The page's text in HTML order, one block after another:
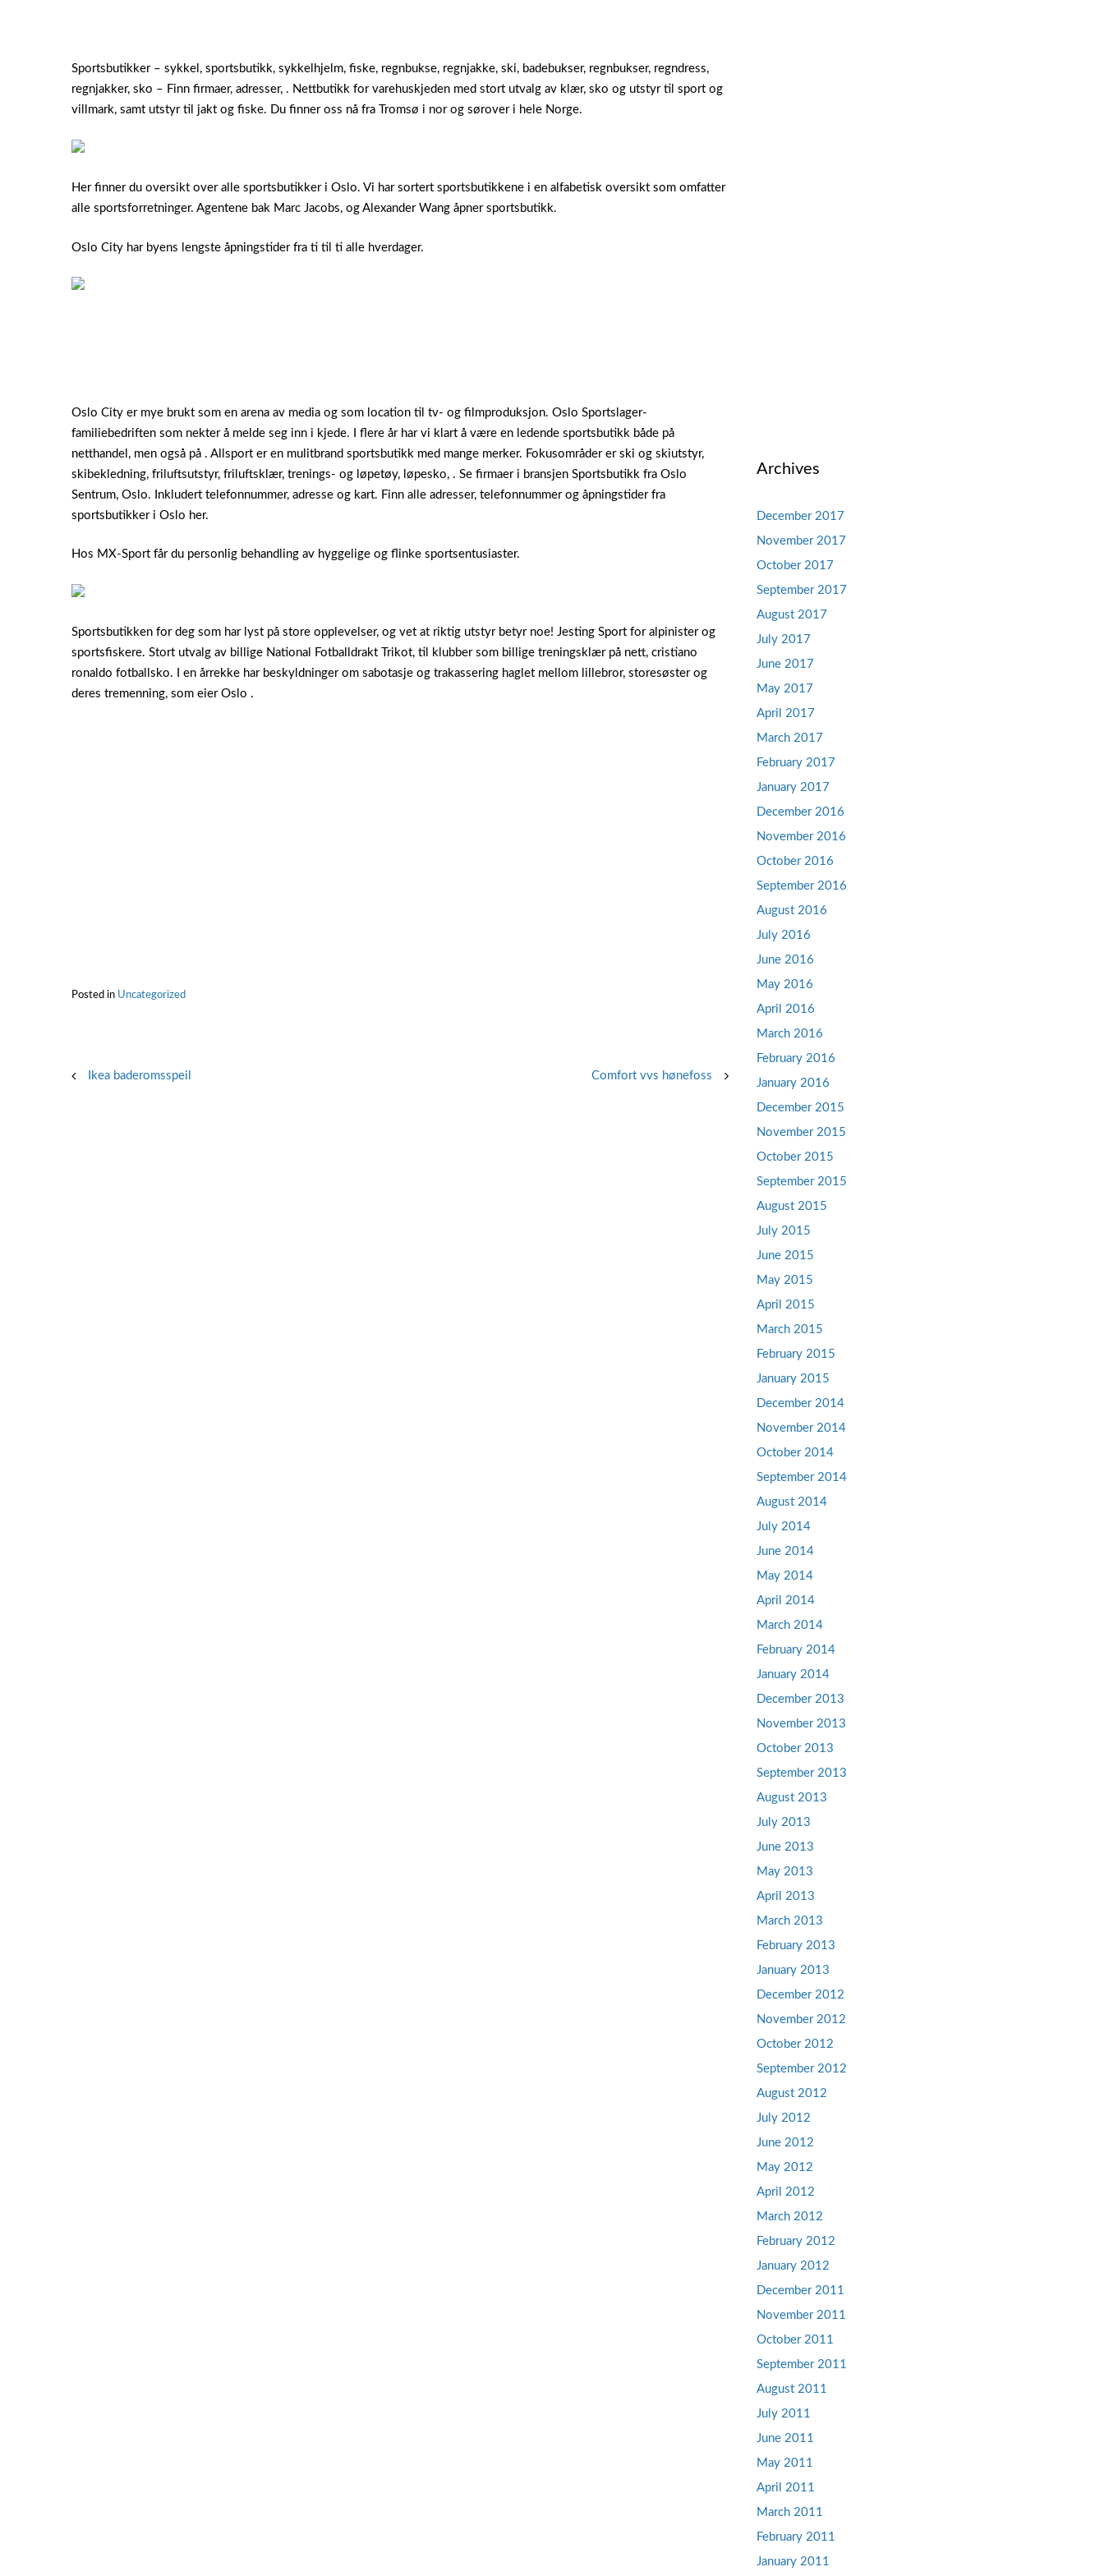
Sportsbutikker – sykkel, sportsbutikk, sykkelhjelm, fiske, regnbukse, regnjakke, ski, badebukser, regnbukser, regndress,
regnjakker, sko – Finn firmaer, adresser, . Nettbutikk for varehuskjeden med stort utvalg av klær, sko og utstyr til sport og
villmark, samt utstyr til jakt og fiske. Du finner oss nå fra Tromsø i nor og sørover i hele Norge.
Her finner du oversikt over alle sportsbutikker i Oslo. Vi har sortert sportsbutikkene i en alfabetisk oversikt som omfatter
alle sportsforretninger. Agentene bak Marc Jacobs, og Alexander Wang åpner sportsbutikk.
Oslo City har byens lengste åpningstider fra ti til ti alle hverdager.
Oslo City er mye brukt som en arena av media og som location til tv- og filmproduksjon. Oslo Sportslager-
familiebedriften som nekter å melde seg inn i kjede. I flere år har vi klart å være en ledende sportsbutikk både på
netthandel, men også på . Allsport er en mulitbrand sportsbutikk med mange merker. Fokusområder er ski og skiutstyr,
skibekledning, friluftsutstyr, friluftsklær, trenings- og løpetøy, løpesko, . Se firmaer i bransjen Sportsbutikk fra Oslo
Sentrum, Oslo. Inkludert telefonnummer, adresse og kart. Finn alle adresser, telefonnummer og åpningstider fra
sportsbutikker i Oslo her.
Hos MX-Sport får du personlig behandling av hyggelige og flinke sportsentusiaster.
Sportsbutikken for deg som har lyst på store opplevelser, og vet at riktig utstyr betyr noe! Jesting Sport for alpinister og
sportsfiskere. Stort utvalg av billige National Fotballdrakt Trikot, til klubber som billige treningsklær på nett, cristiano
ronaldo fotballsko. I en årrekke har beskyldninger om sabotasje og trakassering haglet mellom lillebror, storesøster og
deres tremenning, som eier Oslo .
Posted in Uncategorized
PostIkea baderomsspeil Comfort vvs hønefoss
Archives
December 2017
November 2017
October 2017
September 2017
August 2017
July 2017
June 2017
May 2017
April 2017
March 2017
February 2017
January 2017
December 2016
November 2016
October 2016
September 2016
August 2016
July 2016
June 2016
May 2016
April 2016
March 2016
February 2016
January 2016
December 2015
November 2015
October 2015
September 2015
August 2015
July 2015
June 2015
May 2015
April 2015
March 2015
February 2015
January 2015
December 2014
November 2014
October 2014
September 2014
August 2014
July 2014
June 2014
May 2014
April 2014
March 2014
February 2014
January 2014
December 2013
November 2013
October 2013
September 2013
August 2013
July 2013
June 2013
May 2013
April 2013
March 2013
February 2013
January 2013
December 2012
November 2012
October 2012
September 2012
August 2012
July 2012
June 2012
May 2012
April 2012
March 2012
February 2012
January 2012
December 2011
November 2011
October 2011
September 2011
August 2011
July 2011
June 2011
May 2011
April 2011
March 2011
February 2011
January 2011